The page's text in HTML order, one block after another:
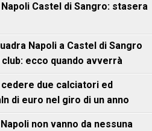
Castel di Sangro: stasera
Napoli a Castel di Sangro
ecco quando avverrà
due calciatori ed
di euro nel giro di un anno
non vanno da nessuna